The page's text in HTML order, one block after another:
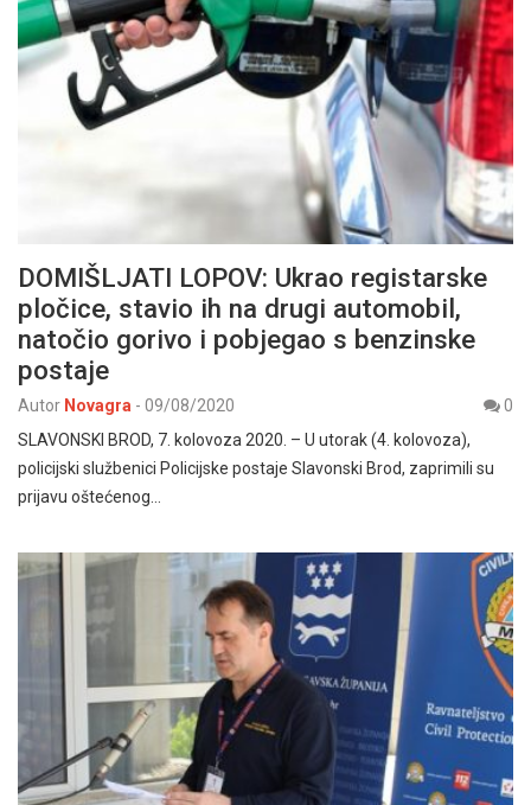
DOMIŠLJATI LOPOV: Ukrao registarske
pločice, stavio ih na drugi automobil,
natočio gorivo i pobjegao s benzinske
postaje
Autor Novagra - 09/08/2020
0
SLAVONSKI BROD, 7. kolovoza 2020. – U utorak (4. kolovoza),
policijski službenici Policijske postaje Slavonski Brod, zaprimili su
prijavu oštećenog…